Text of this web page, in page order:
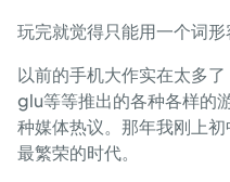
玩完就觉得只能用一个词形
以前的手机大作实在太多
glu等等推出的各种各样的
种媒体热议。那年我刚上
最繁荣的时代。